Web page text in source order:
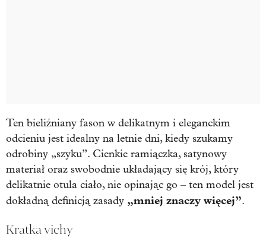
Ten bieliźniany fason w delikatnym i eleganckim
odcieniu jest idealny na letnie dni, kiedy szukamy
odrobiny „szyku”. Cienkie ramiączka, satynowy
materiał oraz swobodnie układający się krój, który
delikatnie otula ciało, nie opinając go – ten model jest
dokładną definicją zasady „mniej znaczy więcej”.
Kratka vichy